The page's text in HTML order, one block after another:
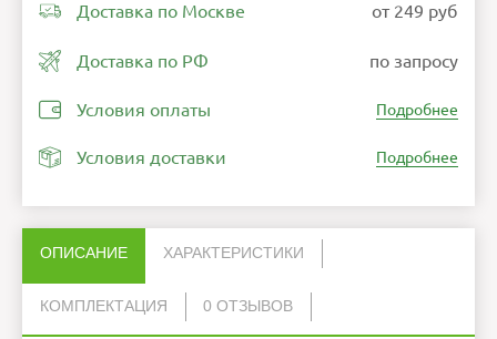
Доставка по Москве от 249 руб
Доставка по РФ по запросу
Условия оплаты Подробнее
Условия доставки Подробнее
ОПИСАНИЕ ХАРАКТЕРИСТИКИ
КОМПЛЕКТАЦИЯ 0 ОТЗЫВОВ